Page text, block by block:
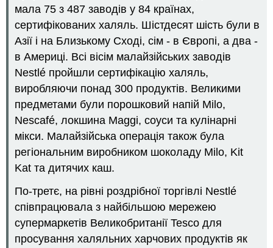
мала 75 з 487 заводів у 84 країнах,
сертифікованих халяль. Шістдесят шість були в
Азії і на Близькому Сході, сім - в Європі, а два -
в Америці. Всі вісім малайзійських заводів
Nestlé пройшли сертифікацію халяль,
виробляючи понад 300 продуктів. Великими
предметами були порошковий напій Milo,
Nescafé, локшина Maggi, соуси та кулінарні
мікси. Малайзійська операція також була
регіональним виробником шоколаду Milo, Kit
Kat та дитячих каш.
По-третє, на рівні роздрібної торгівлі Nestlé
співпрацювала з найбільшою мережею
супермаркетів Великобританії Tesco для
просування халяльних харчових продуктів як